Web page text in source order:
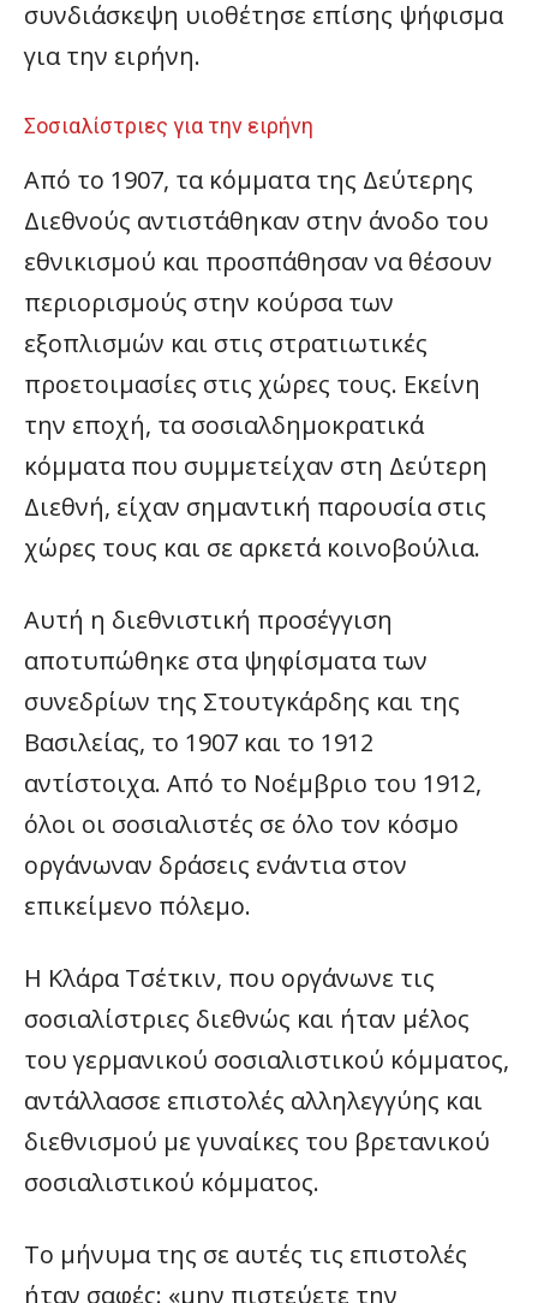
συνδιάσκεψη υιοθέτησε επίσης ψήφισμα
για την ειρήνη.
Σοσιαλίστριες για την ειρήνη
Από το 1907, τα κόμματα της Δεύτερης
Διεθνούς αντιστάθηκαν στην άνοδο του
εθνικισμού και προσπάθησαν να θέσουν
περιορισμούς στην κούρσα των
εξοπλισμών και στις στρατιωτικές
προετοιμασίες στις χώρες τους. Εκείνη
την εποχή, τα σοσιαλδημοκρατικά
κόμματα που συμμετείχαν στη Δεύτερη
Διεθνή, είχαν σημαντική παρουσία στις
χώρες τους και σε αρκετά κοινοβούλια.
Αυτή η διεθνιστική προσέγγιση
αποτυπώθηκε στα ψηφίσματα των
συνεδρίων της Στουτγκάρδης και της
Βασιλείας, το 1907 και το 1912
αντίστοιχα. Από το Νοέμβριο του 1912,
όλοι οι σοσιαλιστές σε όλο τον κόσμο
οργάνωναν δράσεις ενάντια στον
επικείμενο πόλεμο.
Η Κλάρα Τσέτκιν, που οργάνωνε τις
σοσιαλίστριες διεθνώς και ήταν μέλος
του γερμανικού σοσιαλιστικού κόμματος,
αντάλλασσε επιστολές αλληλεγγύης και
διεθνισμού με γυναίκες του βρετανικού
σοσιαλιστικού κόμματος.
Το μήνυμα της σε αυτές τις επιστολές
ήταν σαφές: «μην πιστεύετε την